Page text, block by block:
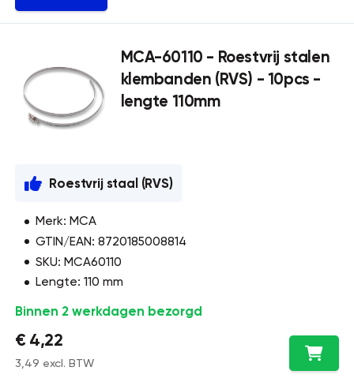
MCA-60110 - Roestvrij stalen
klembanden (RVS) - 10pcs -
lengte 110mm
Roestvrij staal (RVS)
Merk: MCA
GTIN/EAN: 8720185008814
SKU: MCA60110
Lengte: 110 mm
Binnen 2 werkdagen bezorgd
€ 4,22
3,49 excl. BTW